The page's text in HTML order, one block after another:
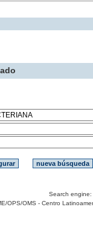
Search engine:
OPS/OMS - Centro